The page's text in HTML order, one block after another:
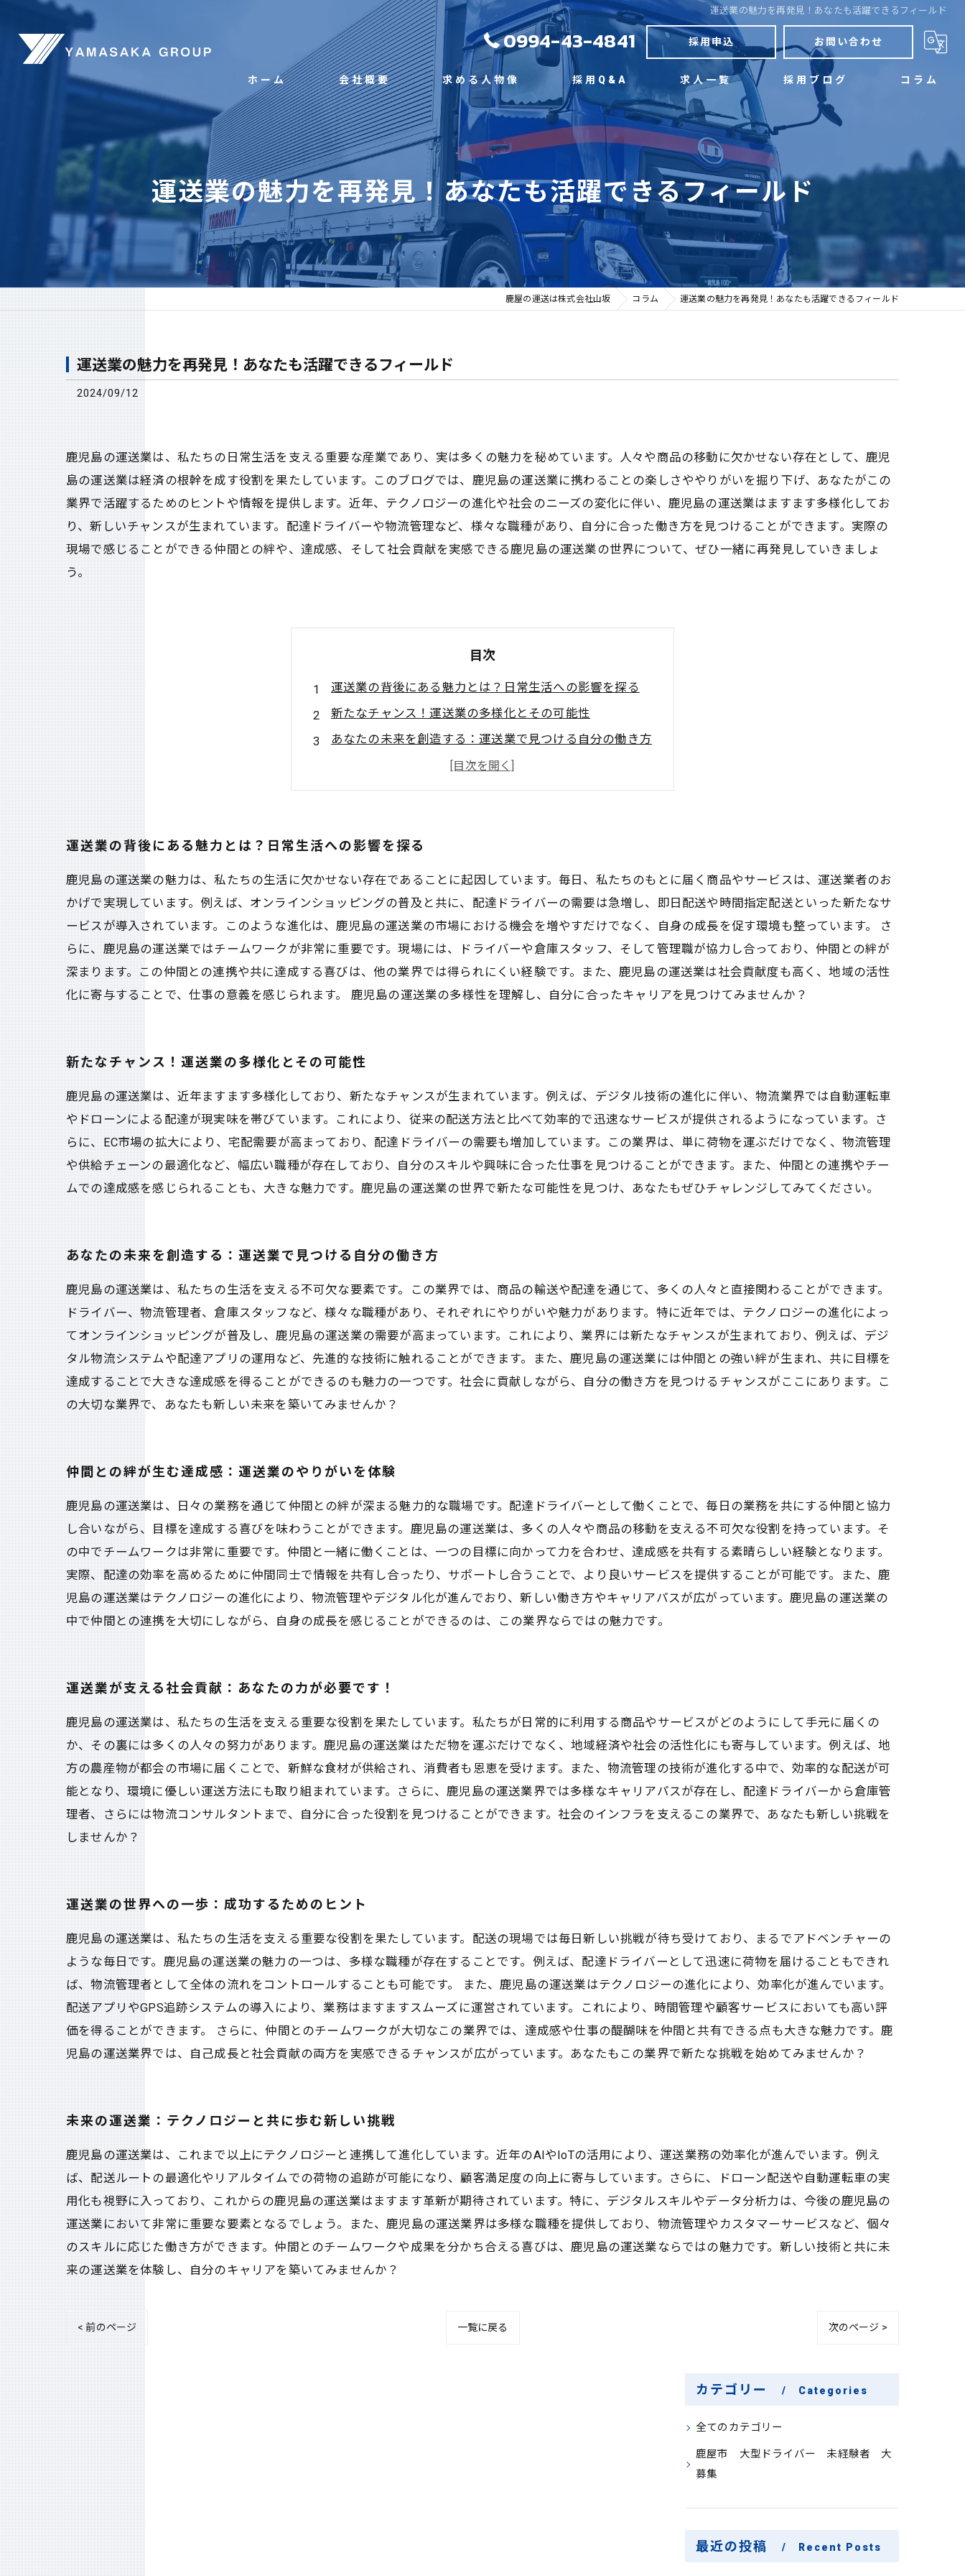
運送業の魅力を再発見！あなたも活躍できるフィールド
0994-43-4841 採用申込 お問い合わせ
ホーム 会社概要
代表挨拶
ビジョン
事業案内
求める人物像 採用Q&A 求人一覧 採用ブログ コラム
運送業の魅力を再発見！あなたも活躍できるフィールド
鹿屋の運送は株式会社山坂 コラム 運送業の魅力を再発見！あなたも活躍できるフィールド
運送業の魅力を再発見！あなたも活躍できるフィールド
2024/09/12
鹿児島の運送業は、私たちの日常生活を支える重要な産業であり、実は多くの魅力を秘めています。人々や商品の移動に欠かせない存在として、鹿児
島の運送業は経済の根幹を成す役割を果たしています。このブログでは、鹿児島の運送業に携わることの楽しさややりがいを掘り下げ、あなたがこの
業界で活躍するためのヒントや情報を提供します。近年、テクノロジーの進化や社会のニーズの変化に伴い、鹿児島の運送業はますます多様化してお
り、新しいチャンスが生まれています。配達ドライバーや物流管理など、様々な職種があり、自分に合った働き方を見つけることができます。実際の
現場で感じることができる仲間との絆や、達成感、そして社会貢献を実感できる鹿児島の運送業の世界について、ぜひ一緒に再発見していきましょ
う。
目次
運送業の背後にある魅力とは？日常生活への影響を探る
新たなチャンス！運送業の多様化とその可能性
あなたの未来を創造する：運送業で見つける自分の働き方
仲間との絆が生む達成感：運送業のやりがいを体験
運送業が支える社会貢献：あなたの力が必要です！
未来の運送業：テクノロジーと共に歩む新しい挑戦
運送業の背後にある魅力とは？日常生活への影響を探る
鹿児島の運送業の魅力は、私たちの生活に欠かせない存在であることに起因しています。毎日、私たちのもとに届く商品やサービスは、運送業者のお
かげで実現しています。例えば、オンラインショッピングの普及と共に、配達ドライバーの需要は急増し、即日配送や時間指定配送といった新たなサ
ービスが導入されています。このような進化は、鹿児島の運送業の市場における機会を増やすだけでなく、自身の成長を促す環境も整っています。 さ
らに、鹿児島の運送業ではチームワークが非常に重要です。現場には、ドライバーや倉庫スタッフ、そして管理職が協力し合っており、仲間との絆が
深まります。この仲間との連携や共に達成する喜びは、他の業界では得られにくい経験です。また、鹿児島の運送業は社会貢献度も高く、地域の活性
化に寄与することで、仕事の意義を感じられます。 鹿児島の運送業の多様性を理解し、自分に合ったキャリアを見つけてみませんか？
新たなチャンス！運送業の多様化とその可能性
鹿児島の運送業は、近年ますます多様化しており、新たなチャンスが生まれています。例えば、デジタル技術の進化に伴い、物流業界では自動運転車
やドローンによる配達が現実味を帯びています。これにより、従来の配送方法と比べて効率的で迅速なサービスが提供されるようになっています。さ
らに、EC市場の拡大により、宅配需要が高まっており、配達ドライバーの需要も増加しています。この業界は、単に荷物を運ぶだけでなく、物流管理
や供給チェーンの最適化など、幅広い職種が存在しており、自分のスキルや興味に合った仕事を見つけることができます。また、仲間との連携やチー
ムでの達成感を感じられることも、大きな魅力です。鹿児島の運送業の世界で新たな可能性を見つけ、あなたもぜひチャレンジしてみてください。
あなたの未来を創造する：運送業で見つける自分の働き方
鹿児島の運送業は、私たちの生活を支える不可欠な要素です。この業界では、商品の輸送や配達を通じて、多くの人々と直接関わることができます。
ドライバー、物流管理者、倉庫スタッフなど、様々な職種があり、それぞれにやりがいや魅力があります。特に近年では、テクノロジーの進化によっ
てオンラインショッピングが普及し、鹿児島の運送業の需要が高まっています。これにより、業界には新たなチャンスが生まれており、例えば、デジ
タル物流システムや配達アプリの運用など、先進的な技術に触れることができます。また、鹿児島の運送業には仲間との強い絆が生まれ、共に目標を
達成することで大きな達成感を得ることができるのも魅力の一つです。社会に貢献しながら、自分の働き方を見つけるチャンスがここにあります。こ
の大切な業界で、あなたも新しい未来を築いてみませんか？
仲間との絆が生む達成感：運送業のやりがいを体験
鹿児島の運送業は、日々の業務を通じて仲間との絆が深まる魅力的な職場です。配達ドライバーとして働くことで、毎日の業務を共にする仲間と協力
し合いながら、目標を達成する喜びを味わうことができます。鹿児島の運送業は、多くの人々や商品の移動を支える不可欠な役割を持っています。そ
の中でチームワークは非常に重要です。仲間と一緒に働くことは、一つの目標に向かって力を合わせ、達成感を共有する素晴らしい経験となります。
実際、配達の効率を高めるために仲間同士で情報を共有し合ったり、サポートし合うことで、より良いサービスを提供することが可能です。また、鹿
児島の運送業はテクノロジーの進化により、物流管理やデジタル化が進んでおり、新しい働き方やキャリアパスが広がっています。鹿児島の運送業の
中で仲間との連携を大切にしながら、自身の成長を感じることができるのは、この業界ならではの魅力です。
運送業が支える社会貢献：あなたの力が必要です！
鹿児島の運送業は、私たちの生活を支える重要な役割を果たしています。私たちが日常的に利用する商品やサービスがどのようにして手元に届くの
か、その裏には多くの人々の努力があります。鹿児島の運送業はただ物を運ぶだけでなく、地域経済や社会の活性化にも寄与しています。例えば、地
方の農産物が都会の市場に届くことで、新鮮な食材が供給され、消費者も恩恵を受けます。また、物流管理の技術が進化する中で、効率的な配送が可
能となり、環境に優しい運送方法にも取り組まれています。さらに、鹿児島の運送業界では多様なキャリアパスが存在し、配達ドライバーから倉庫管
理者、さらには物流コンサルタントまで、自分に合った役割を見つけることができます。社会のインフラを支えるこの業界で、あなたも新しい挑戦を
しませんか？
運送業の世界への一歩：成功するためのヒント
鹿児島の運送業は、私たちの生活を支える重要な役割を果たしています。配送の現場では毎日新しい挑戦が待ち受けており、まるでアドベンチャーの
ような毎日です。鹿児島の運送業の魅力の一つは、多様な職種が存在することです。例えば、配達ドライバーとして迅速に荷物を届けることもできれ
ば、物流管理者として全体の流れをコントロールすることも可能です。 また、鹿児島の運送業はテクノロジーの進化により、効率化が進んでいます。
配送アプリやGPS追跡システムの導入により、業務はますますスムーズに運営されています。これにより、時間管理や顧客サービスにおいても高い評
価を得ることができます。 さらに、仲間とのチームワークが大切なこの業界では、達成感や仕事の醍醐味を仲間と共有できる点も大きな魅力です。鹿
児島の運送業界では、自己成長と社会貢献の両方を実感できるチャンスが広がっています。あなたもこの業界で新たな挑戦を始めてみませんか？
未来の運送業：テクノロジーと共に歩む新しい挑戦
鹿児島の運送業は、これまで以上にテクノロジーと連携して進化しています。近年のAIやIoTの活用により、運送業務の効率化が進んでいます。例え
ば、配送ルートの最適化やリアルタイムでの荷物の追跡が可能になり、顧客満足度の向上に寄与しています。さらに、ドローン配送や自動運転車の実
用化も視野に入っており、これからの鹿児島の運送業はますます革新が期待されています。特に、デジタルスキルやデータ分析力は、今後の鹿児島の
運送業において非常に重要な要素となるでしょう。また、鹿児島の運送業界は多様な職種を提供しており、物流管理やカスタマーサービスなど、個々
のスキルに応じた働き方ができます。仲間とのチームワークや成果を分かち合える喜びは、鹿児島の運送業ならではの魅力です。新しい技術と共に未
来の運送業を体験し、自分のキャリアを築いてみませんか？
< 前のページ 一覧に戻る 次のページ >
カテゴリー Categories
全てのカテゴリー
鹿屋市 大型ドライバー 未経験者 大
募集
最近の投稿 Recent Posts